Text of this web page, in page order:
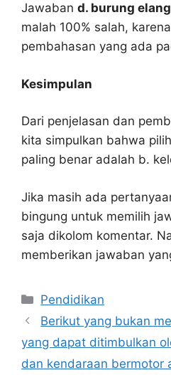
Jawaban d. burung elang
malah 100% salah,
pembahasan yang ada
Kesimpulan
Dari penjelasan dan
kita simpulkan bahwa
paling benar adalah b.
Jika masih ada
bingung untuk memilih
saja dikolom komentar.
memberikan jawaban
Kategori
Pendidikan
Berikut yang bukan
yang dapat ditimbulkan
dan kendaraan bermotor